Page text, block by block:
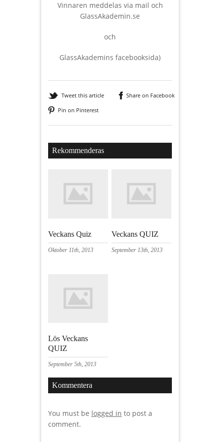
Vinnaren meddelas via mail och
GlassAkademin.se
och
GlassAkademins facebooksida)
Tweet this article
Share on Facebook
Pin on Pinterest
Rekommenderas
Veckans Quiz
Oktober 11th, 2013
Veckans QUIZ
September 13th, 2013
Lös Veckans
QUIZ
September 5th, 2013
Kommentera
You must be logged in to post a
comment.